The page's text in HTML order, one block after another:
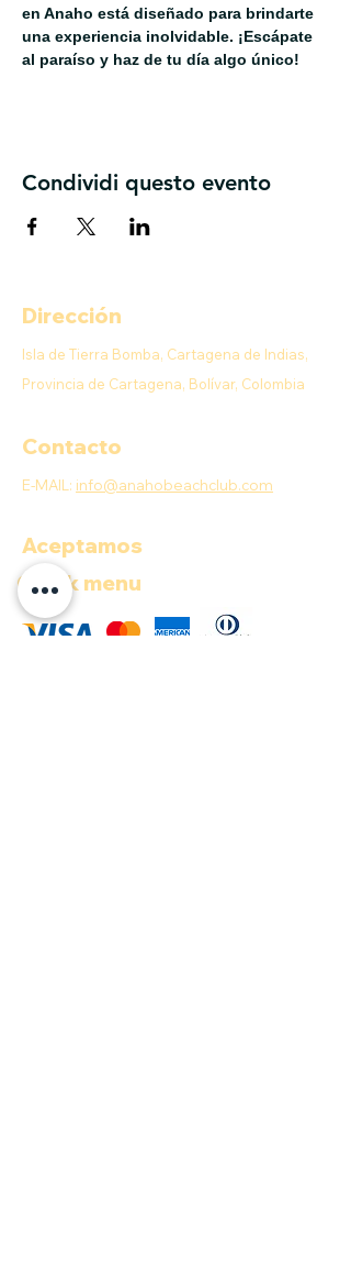
en Anaho está diseñado para brindarte
una experiencia inolvidable. ¡Escápate
al paraíso y haz de tu día algo único!
Condividi questo evento
Dirección
Isla de Tierra Bomba, Cartagena de Indias,
Provincia de Cartagena, Bolívar, Colombia
Contacto
E-MAIL: info@anahobeachclub.com
Aceptamos
Quick menu